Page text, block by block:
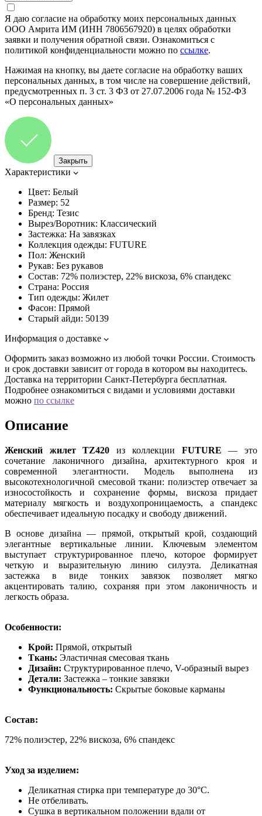
Я даю согласие на обработку моих персональных данных
ООО Амрита ИМ (ИНН 7806567920) в целях обработки
заявки и получения обратной связи. Ознакомиться с
политикой конфиденциальности можно по ссылке.
Нажимая на кнопку, вы даете согласие на обработку ваших
персональных данных, в том числе на совершение действий,
предусмотренных п. 3 ст. 3 ФЗ от 27.07.2006 года № 152-ФЗ
«О персональных данных»
Закрыть
Характеристики
Цвет: Белый
Размер: 52
Бренд: Тезис
Вырез/Воротник: Классический
Застежка: На завязках
Коллекция одежды: FUTURE
Пол: Женский
Рукав: Без рукавов
Состав: 72% полиэстер, 22% вискоза, 6% спандекс
Страна: Россия
Тип одежды: Жилет
Фасон: Прямой
Старый айди: 50139
Информация о доставке
Оформить заказ возможно из любой точки России. Стоимость
и срок доставки зависит от города в котором вы находитесь.
Доставка на территории Санкт-Петербурга бесплатная.
Подробнее ознакомиться с видами и условиями доставки
можно по ссылке
Описание
Женский жилет TZ420 из коллекции FUTURE — это
сочетание лаконичного дизайна, архитектурного кроя и
современной элегантности. Модель выполнена из
высокотехнологичной смесовой ткани: полиэстер отвечает за
износостойкость и сохранение формы, вискоза придает
материалу мягкость и воздухопроницаемость, а спандекс
обеспечивает идеальную посадку и свободу движений.
В основе дизайна — прямой, открытый крой, создающий
элегантные вертикальные линии. Ключевым элементом
выступает структурированное плечо, которое формирует
четкую и выразительную линию силуэта. Деликатная
застежка в виде тонких завязок позволяет мягко
акцентировать талию, сохраняя при этом лаконичность и
легкость образа.
Особенности:
Крой: Прямой, открытый
Ткань: Эластичная смесовая ткань
Дизайн: Структурированное плечо, V-образный вырез
Детали: Застежка – тонкие завязки
Функциональность: Скрытые боковые карманы
Состав:
72% полиэстер, 22% вискоза, 6% спандекс
Уход за изделием:
Деликатная стирка при температуре до 30°C.
Не отбеливать.
Сушка в вертикальном положении вдали от